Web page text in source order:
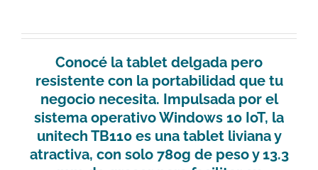
Conocé la tablet delgada pero
resistente con la portabilidad que tu
negocio necesita. Impulsada por el
sistema operativo Windows 10 IoT, la
unitech TB110 es una tablet liviana y
atractiva, con solo 780g de peso y 13.3